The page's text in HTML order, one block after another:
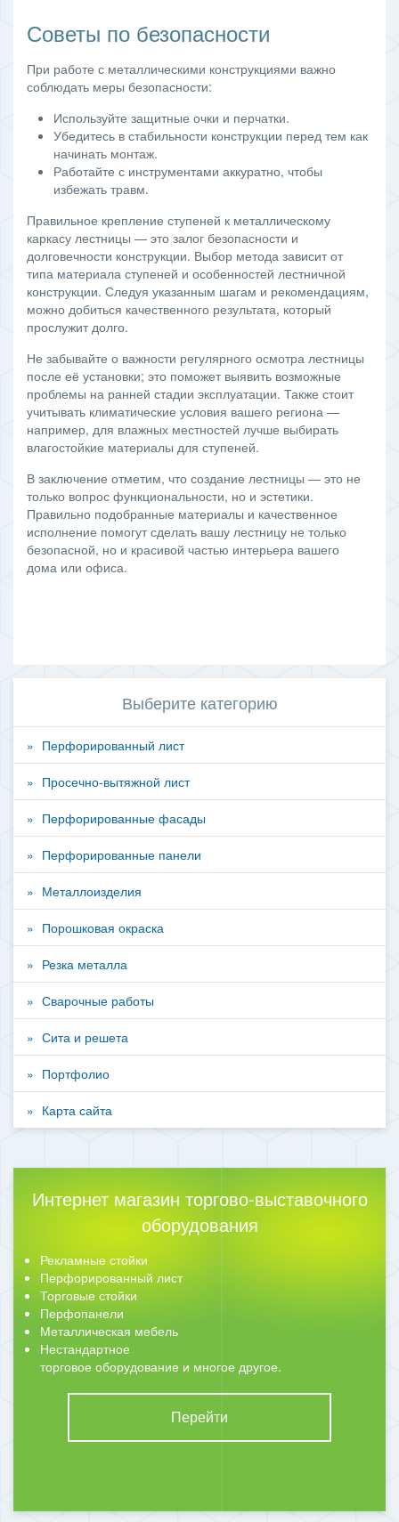
Советы по безопасности
При работе с металлическими конструкциями важно
соблюдать меры безопасности:
Используйте защитные очки и перчатки.
Убедитесь в стабильности конструкции перед тем как
начинать монтаж.
Работайте с инструментами аккуратно, чтобы
избежать травм.
Правильное крепление ступеней к металлическому
каркасу лестницы — это залог безопасности и
долговечности конструкции. Выбор метода зависит от
типа материала ступеней и особенностей лестничной
конструкции. Следуя указанным шагам и рекомендациям,
можно добиться качественного результата, который
прослужит долго.
Не забывайте о важности регулярного осмотра лестницы
после её установки; это поможет выявить возможные
проблемы на ранней стадии эксплуатации. Также стоит
учитывать климатические условия вашего региона —
например, для влажных местностей лучше выбирать
влагостойкие материалы для ступеней.
В заключение отметим, что создание лестницы — это не
только вопрос функциональности, но и эстетики.
Правильно подобранные материалы и качественное
исполнение помогут сделать вашу лестницу не только
безопасной, но и красивой частью интерьера вашего
дома или офиса.
Выберите категорию
Перфорированный лист
Просечно-вытяжной лист
Перфорированные фасады
Перфорированные панели
Металлоизделия
Порошковая окраска
Резка металла
Сварочные работы
Сита и решета
Портфолио
Карта сайта
Интернет магазин торгово-выставочного
оборудования
Рекламные стойки
Перфорированный лист
Торговые стойки
Перфопанели
Металлическая мебель
Нестандартное
торговое оборудование и многое другое.
Перейти